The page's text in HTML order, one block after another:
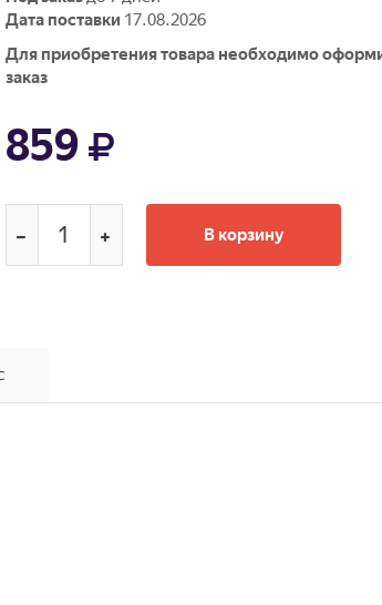
Дата поставки 17.08.2026
Для приобретения товара необходимо
заказ
859
В корзину